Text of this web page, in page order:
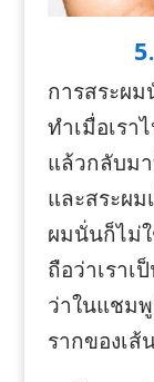
การสระผม
ทำเมื่อเรา
แล้วกลับม
และสระผม
ผมนั่นก็ไม่
ถือว่าเรา
ว่าในแชม
รากของเส้